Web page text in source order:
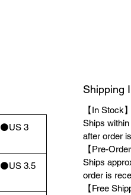
⚫️US 3
⚫️US 3.5
Shipping
【In Stock
Ships
after order
【Pre-
Ships
order is
【Free